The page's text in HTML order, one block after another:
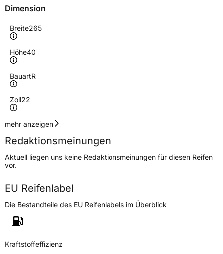
Dimension
Breite265
Höhe40
BauartR
Zoll22
Geschwindigkeitsindex
Höchstgeschwindigkeit
300 km/h
Lastindex106
Höchstlast950 kg
Generelle Merkmale
Fahrzeugtyp
VerwendungSommerreifen
mehr anzeigen
Redaktionsmeinungen
Aktuell liegen uns keine Redaktionsmeinungen für diesen Reifen
vor.
EU Reifenlabel
Die Bestandteile des EU Reifenlabels im Überblick
Kraftstoffeffizienz